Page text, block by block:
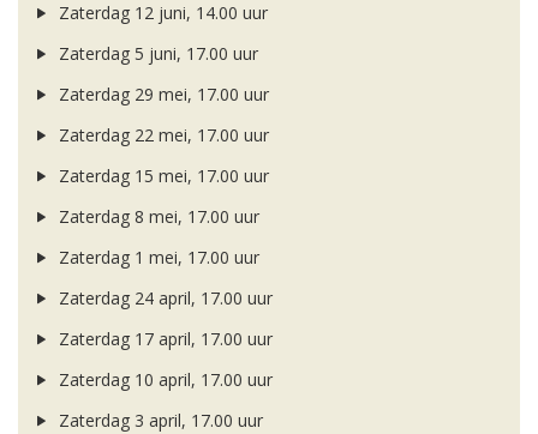
Zaterdag 12 juni, 14.00 uur
Zaterdag 5 juni, 17.00 uur
Zaterdag 29 mei, 17.00 uur
Zaterdag 22 mei, 17.00 uur
Zaterdag 15 mei, 17.00 uur
Zaterdag 8 mei, 17.00 uur
Zaterdag 1 mei, 17.00 uur
Zaterdag 24 april, 17.00 uur
Zaterdag 17 april, 17.00 uur
Zaterdag 10 april, 17.00 uur
Zaterdag 3 april, 17.00 uur